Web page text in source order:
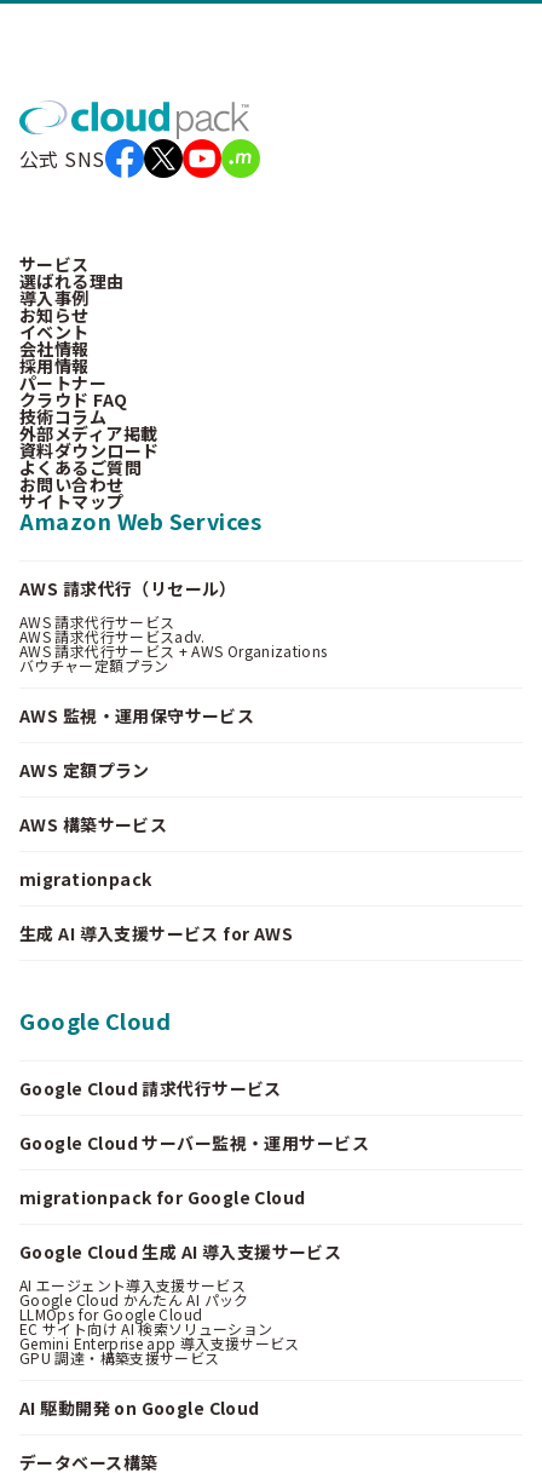
公式 SNS
サービス
選ばれる理由
導入事例
お知らせ
イベント
会社情報
採用情報
パートナー
クラウド FAQ
技術コラム
外部メディア掲載
資料ダウンロード
よくあるご質問
お問い合わせ
サイトマップ
Amazon Web Services
AWS 請求代行（リセール）
AWS 請求代行サービス
AWS 請求代行サービスadv.
AWS 請求代行サービス + AWS Organizations
バウチャー定額プラン
AWS 監視・運用保守サービス
AWS 定額プラン
AWS 構築サービス
migrationpack
生成 AI 導入支援サービス for AWS
Google Cloud
Google Cloud 請求代行サービス
Google Cloud サーバー監視・運用サービス
migrationpack for Google Cloud
Google Cloud 生成 AI 導入支援サービス
AI エージェント導入支援サービス
Google Cloud かんたん AI パック
LLMOps for Google Cloud
EC サイト向け AI 検索ソリューション
Gemini Enterprise app 導入支援サービス
GPU 調達・構築支援サービス
AI 駆動開発 on Google Cloud
データベース構築